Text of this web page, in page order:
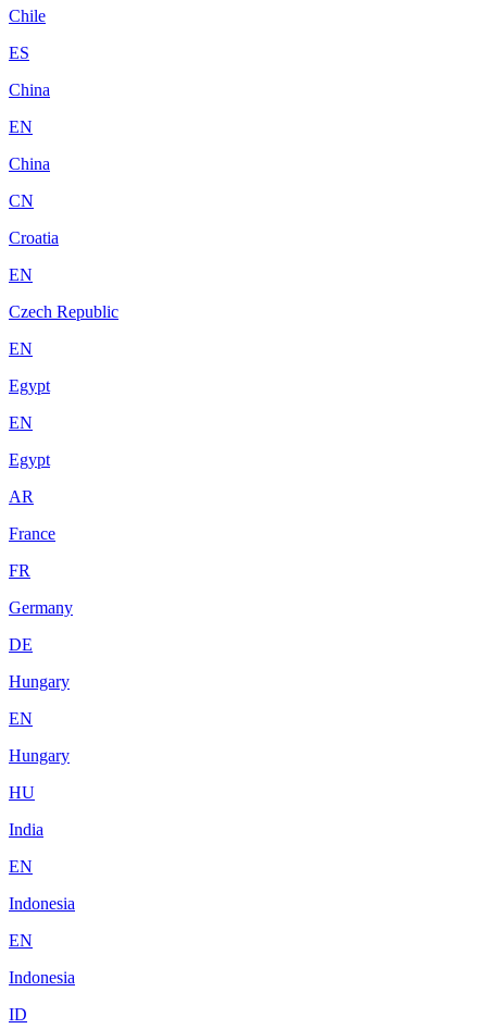
Chile
ES
China
EN
China
CN
Croatia
EN
Czech Republic
EN
Egypt
EN
Egypt
AR
France
FR
Germany
DE
Hungary
EN
Hungary
HU
India
EN
Indonesia
EN
Indonesia
ID